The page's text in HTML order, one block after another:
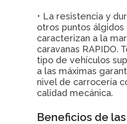
• La resistencia y
otros puntos álgidos
caracterizan a la
caravanas RAPIDO.
tipo de vehículos
a las máximas
nivel de carrocería
calidad mecánica.
Beneficios de las